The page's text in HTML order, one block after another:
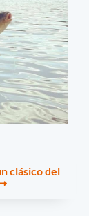
clásico del